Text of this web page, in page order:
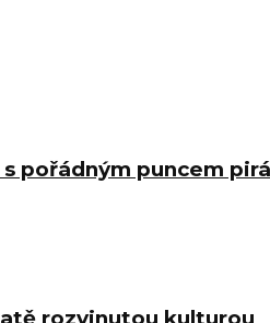
pořádným puncem